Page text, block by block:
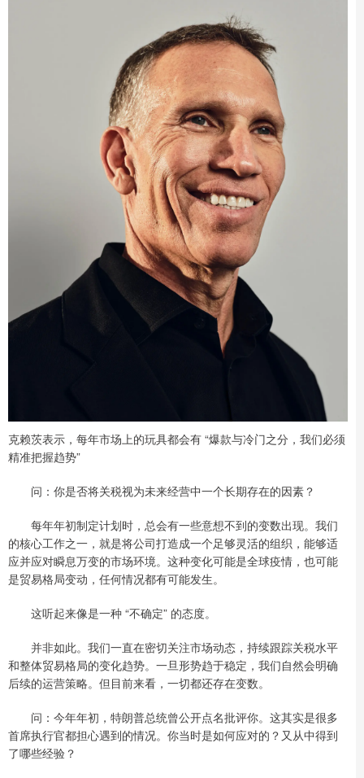
克赖茨表示，每年市场上的玩具都会有 “爆款与冷门之分，我们必须
精准把握趋势”
问：你是否将关税视为未来经营中一个长期存在的因素？
每年年初制定计划时，总会有一些意想不到的变数出现。我们
的核心工作之一，就是将公司打造成一个足够灵活的组织，能够适
应并应对瞬息万变的市场环境。这种变化可能是全球疫情，也可能
是贸易格局变动，任何情况都有可能发生。
这听起来像是一种 “不确定” 的态度。
并非如此。我们一直在密切关注市场动态，持续跟踪关税水平
和整体贸易格局的变化趋势。一旦形势趋于稳定，我们自然会明确
后续的运营策略。但目前来看，一切都还存在变数。
问：今年年初，特朗普总统曾公开点名批评你。这其实是很多
首席执行官都担心遇到的情况。你当时是如何应对的？又从中得到
了哪些经验？